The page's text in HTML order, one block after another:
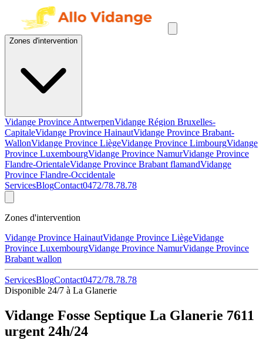
Zones d'intervention
Vidange Province AntwerpenVidange Région Bruxelles-
CapitaleVidange Province HainautVidange Province Brabant-
WallonVidange Province LiègeVidange Province LimbourgVidange
Province LuxembourgVidange Province NamurVidange Province
Flandre-OrientaleVidange Province Brabant flamandVidange
Province Flandre-Occidentale
ServicesBlogContact0472/78.78.78
Zones d'intervention
Vidange Province HainautVidange Province LiègeVidange
Province LuxembourgVidange Province NamurVidange Province
Brabant wallon
ServicesBlogContact0472/78.78.78
Disponible 24/7 à La Glanerie
Vidange Fosse Septique La Glanerie 7611
urgent 24h/24